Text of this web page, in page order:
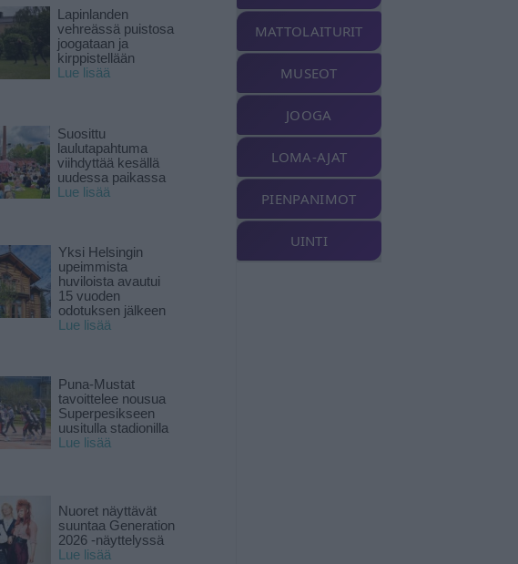
Lapinlanden
vehreässä puistosa
joogataan ja
kirppistellään
Lue lisää
Suosittu
laulutapahtuma
viihdyttää kesällä
uudessa paikassa
Lue lisää
Yksi Helsingin
upeimmista
huviloista avautui
15 vuoden
odotuksen jälkeen
Lue lisää
Puna-Mustat
tavoittelee nousua
Superpesikseen
uusitulla stadionilla
Lue lisää
Nuoret näyttävät
suuntaa Generation
2026 -näyttelyssä
Lue lisää
MATTOLAITURIT
MUSEOT
JOOGA
LOMA-AJAT
PIENPANIMOT
UINTI